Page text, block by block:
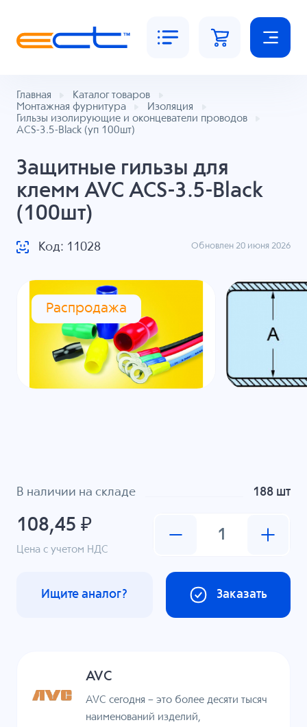
Главная
Каталог товаров
Монтажная фурнитура
Изоляция
Гильзы изолирующие и оконцеватели проводов
ACS-3.5-Black (уп 100шт)
Защитные гильзы для
клемм AVC ACS-3.5-Black
(100шт)
Код: 11028 Обновлен 20 июня 2026
Распродажа
В наличии на складе 188 шт
108,45 ₽
Цена с учетом НДС
Заказать
Ищите аналог?
AVC
AVC сегодня – это более десяти тысяч
наименований изделий,